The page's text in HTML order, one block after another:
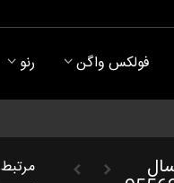
فولکس واگن رنو
مرتبط